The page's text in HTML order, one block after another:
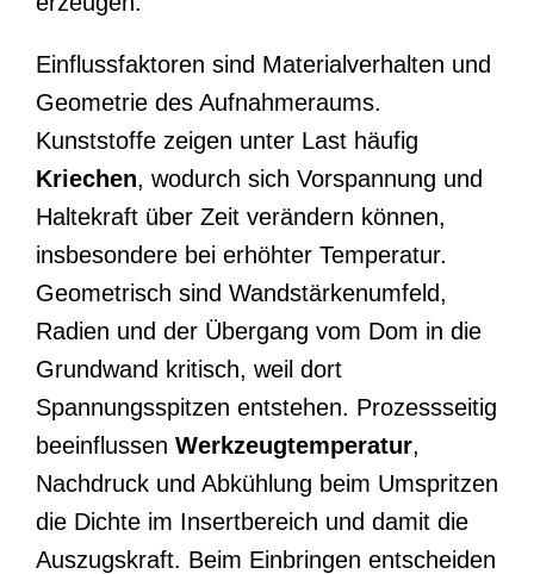
Einflussfaktoren sind Materialverhalten und
Geometrie des Aufnahmeraums.
Kunststoffe zeigen unter Last häufig
Kriechen, wodurch sich Vorspannung und
Haltekraft über Zeit verändern können,
insbesondere bei erhöhter Temperatur.
Geometrisch sind Wandstärkenumfeld,
Radien und der Übergang vom Dom in die
Grundwand kritisch, weil dort
Spannungsspitzen entstehen. Prozessseitig
beeinflussen Werkzeugtemperatur,
Nachdruck und Abkühlung beim Umspritzen
die Dichte im Insertbereich und damit die
Auszugskraft. Beim Einbringen entscheiden